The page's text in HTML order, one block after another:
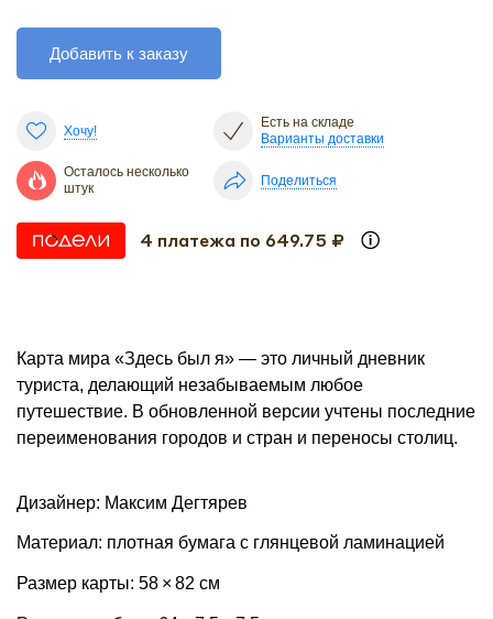
Добавить к заказу
Хочу!
Есть на складе
Варианты доставки
Осталось несколько
штук
Поделиться
4 платежа по 649.75 ₽
Карта мира «Здесь был я» — это личный дневник
туриста, делающий незабываемым любое
путешествие. В обновленной версии учтены последние
переименования городов и стран и переносы столиц.
Дизайнер: Максим Дегтярев
Материал: плотная бумага с глянцевой ламинацией
Размер карты: 58 × 82 см